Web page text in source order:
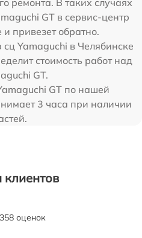
GT в сервис-центр
привезет обратно.
Yamaguchi в Челябинске
стоимость работ над
GT.
GT по нашей
3 часа при наличии
оценок